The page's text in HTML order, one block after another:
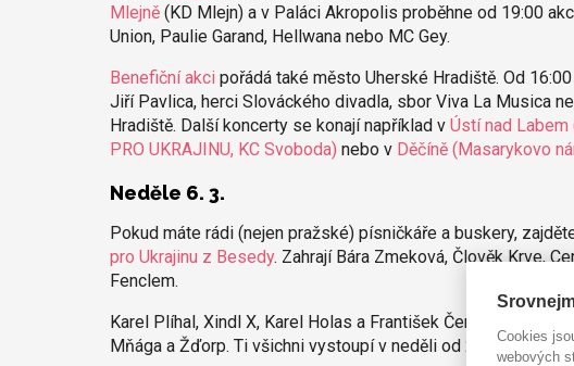
Mlejně(KD Mlejn) a v Paláci Akropolis proběhne od 19:00
Union, Paulie Garand, Hellwana nebo MC Gey.
Benefiční akci pořádá také město Uherské Hradiště. Od
Jiří Pavlica, herci Slováckého divadla, sbor Viva La Musica
Hradiště. Další koncerty se konají například v Ústí nad Labem
PRO UKRAJINU, KC Svoboda) nebo v Děčíně (Masarykovo
Neděle 6. 3.
Pokud máte rádi (nejen pražské) písničkáře a buskery,
pro Ukrajinu z Besedy. Zahrají Bára Zmeková, Člověk Krve,
Fenclem.
Karel Plíhal, Xindl X, Karel Holas a František Černý z
Mňága a Žďorp. Ti všichni vystoupí v neděli od 20:00 v
Cookies
webových